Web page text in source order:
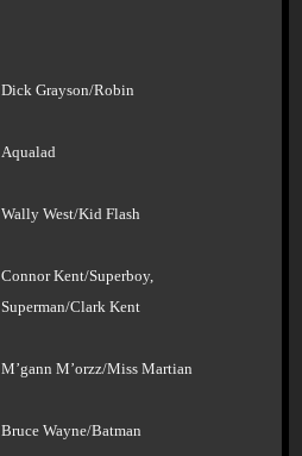
Dick Grayson/Robin
Aqualad
Wally West/Kid Flash
Connor Kent/Superboy,
Superman/Clark Kent
M’gann M’orzz/Miss Martian
Bruce Wayne/Batman